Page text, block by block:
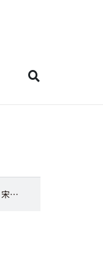
人工智慧所完成發明的專利法議題 宋皇志教授